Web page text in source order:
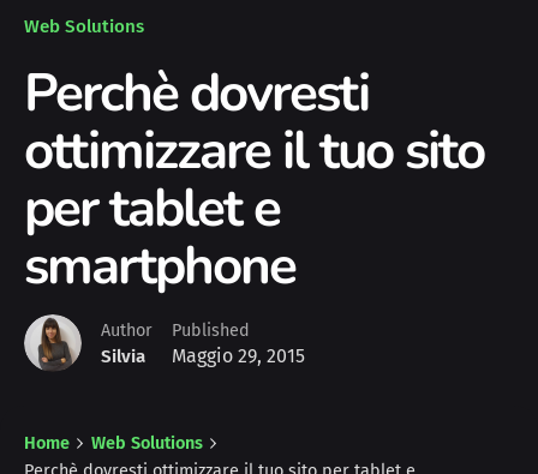
Web Solutions
Perchè dovresti
ottimizzare il tuo sito
per tablet e
smartphone
Author
Silvia
Published
Maggio 29, 2015
Home
Web Solutions